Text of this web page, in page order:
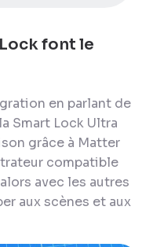
font le
en parlant de
Smart Lock Ultra
grâce à Matter
compatible
avec les autres
aux scènes et aux